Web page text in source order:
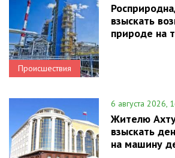
Происшествия
взыскать
природе на
6 августа 2026,
Жителю
взыскать
на машину